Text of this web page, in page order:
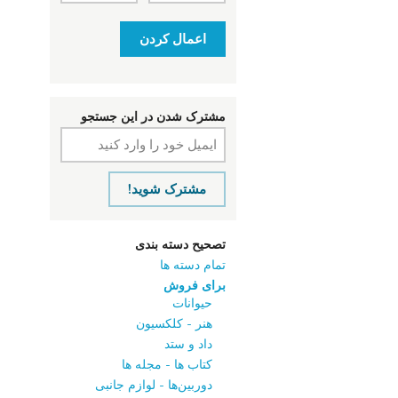
اعمال کردن
مشترک شدن در این جستجو
مشترک شوید!
تصحیح دسته بندی
تمام دسته ها
برای فروش
حیوانات
هنر - کلکسیون
داد و ستد
کتاب‌ ها - مجله‌ ها
دوربین‌ها - لوازم جانبی